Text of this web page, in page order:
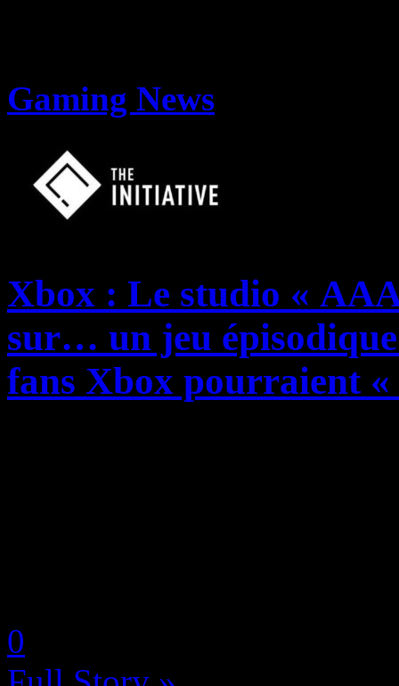
Gaming News
Xbox : Le studio «
sur… un jeu
fans Xbox pourraient
0